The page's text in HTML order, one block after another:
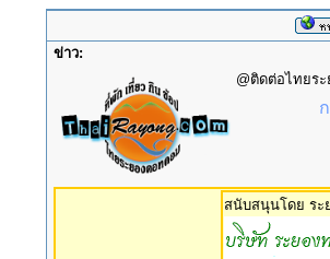
ข่าว:
@ติดต่อไทยระ
สนับสนุนโดย ระ